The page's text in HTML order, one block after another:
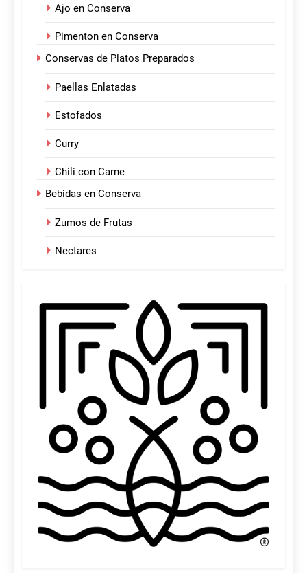
Ajo en Conserva
Pimenton en Conserva
Conservas de Platos Preparados
Paellas Enlatadas
Estofados
Curry
Chili con Carne
Bebidas en Conserva
Zumos de Frutas
Nectares